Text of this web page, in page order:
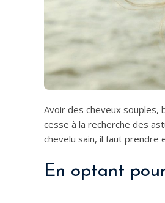
Avoir des cheveux souples,
cesse à la recherche des
chevelu sain, il faut prendre
En optant